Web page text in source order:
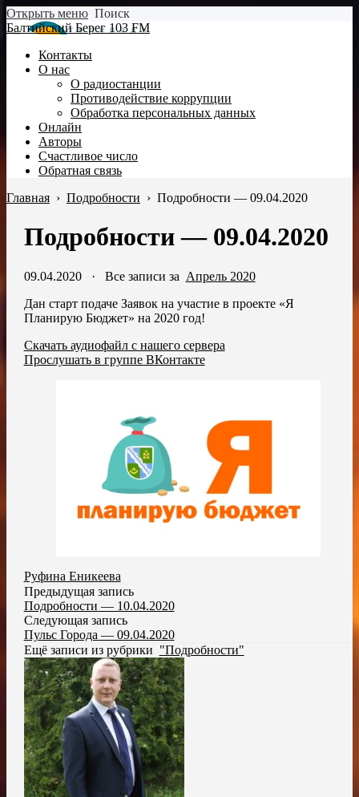
Открыть меню Поиск
Балтийский Берег 103 FM
Контакты
О нас
О радиостанции
Противодействие коррупции
Обработка персональных данных
Онлайн
Авторы
Счастливое число
Обратная связь
Главная › Подробности › Подробности — 09.04.2020
Подробности — 09.04.2020
09.04.2020· Все записи за Апрель 2020
Дан старт подаче Заявок на участие в проекте «Я
Планирую Бюджет» на 2020 год!
Скачать аудиофайл с нашего сервера
Прослушать в группе ВКонтакте
Руфина Еникеева
Предыдущая запись
Подробности — 10.04.2020
Следующая запись
Пульс Города — 09.04.2020
Ещё записи из рубрики "Подробности"